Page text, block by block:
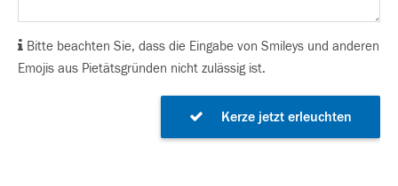
Bitte beachten Sie, dass die Eingabe von Smileys und anderen
Emojis aus Pietätsgründen nicht zulässig ist.
Kerze jetzt erleuchten